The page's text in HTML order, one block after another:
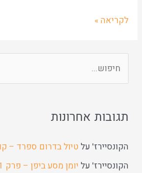
לקריאה »
תגובות אחרונות
הקונסיירז' על טיול בדרום ספרד –
הקונסיירז' על